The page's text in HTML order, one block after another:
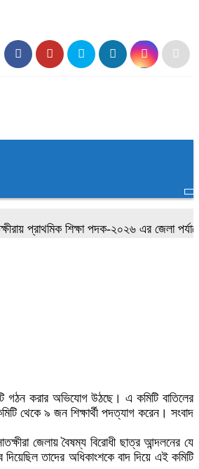
প্রাথমিক শিক্ষা পদক-২০২৬ এর জেলা পর্যায়ের
গঠন করার অভিযোগ উঠছে। এ কমিটি বাতিলের
থেকে ৯ জন শিক্ষার্থী পদত্যাগ করেন। সংবাদ
জেলায় বৈষম্য বিরোধী ছাত্র আন্দলনের যে
তাদের অধিকাংশকে বাদ দিয়ে এই কমিটি